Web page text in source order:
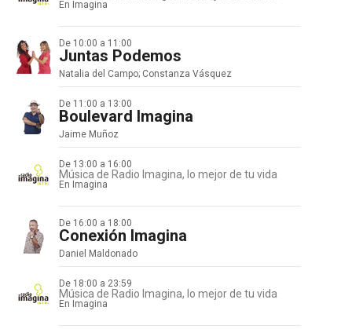
En Imagina
De 10:00 a 11:00
Juntas Podemos
Natalia del Campo; Constanza Vásquez
De 11:00 a 13:00
Boulevard Imagina
Jaime Muñoz
De 13:00 a 16:00
Música de Radio Imagina, lo mejor de tu vida
En Imagina
De 16:00 a 18:00
Conexión Imagina
Daniel Maldonado
De 18:00 a 23:59
Música de Radio Imagina, lo mejor de tu vida
En Imagina